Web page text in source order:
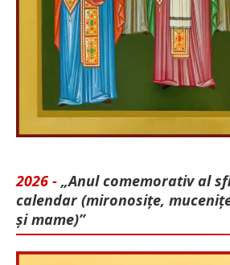
2026 - „Anul comemorativ al
calendar (mironosițe,
și mame)”